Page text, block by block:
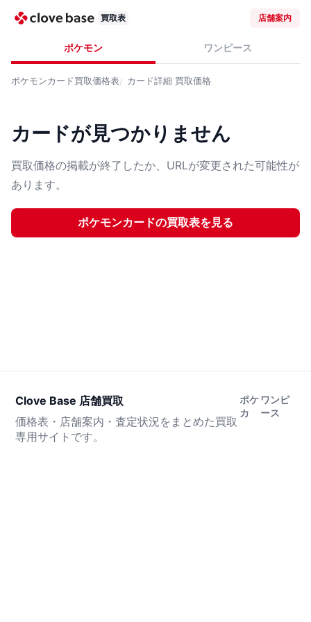
買取表 店舗案内
ポケモン ワンピース
ポケモンカード買取価格表 カード詳細 買取価格
カードが見つかりません
買取価格の掲載が終了したか、URLが変更された可能性が
あります。
ポケモンカードの買取表を見る
Clove Base 店舗買取
価格表・店舗案内・査定状況をまとめた買取
専用サイトです。
ポケ
カ
ワンピ
ース